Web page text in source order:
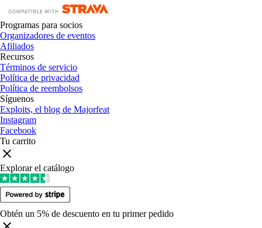
Programas para socios
Organizadores de eventos
Afiliados
Recursos
Términos de servicio
Política de privacidad
Política de reembolsos
Síguenos
Exploits, el blog de Majorfeat
Instagram
Facebook
Tu carrito
Explorar el catálogo
Obtén un 5% de descuento en tu primer pedido